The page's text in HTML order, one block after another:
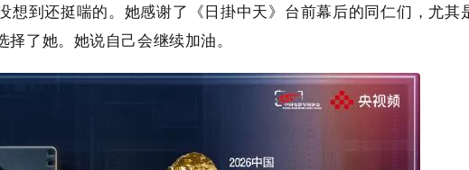
想到还挺喘的。她感谢了《日掛中天》台前幕后的同仁们，尤其
了她。她说自己会继续加油。